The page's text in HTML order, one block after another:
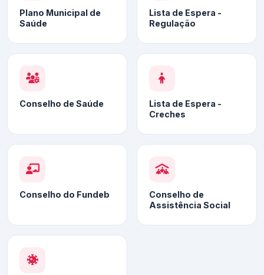
Plano Municipal de
Saúde
Lista de Espera -
Regulação
Conselho de Saúde
Lista de Espera -
Creches
Conselho do Fundeb
Conselho de
Assistência Social